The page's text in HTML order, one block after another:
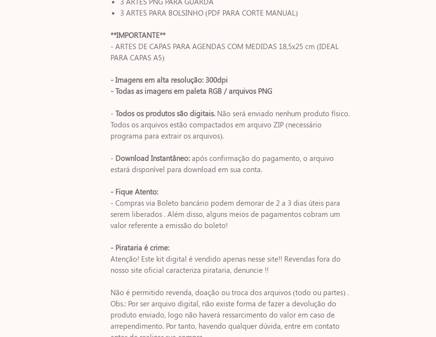
3 ARTES PARA BOLSINHO (PDF PARA CORTE MANUAL)
**IMPORTANTE**
- ARTES DE CAPAS PARA AGENDAS COM MEDIDAS 18,5x25 cm (IDEAL
PARA CAPAS A5)
- Imagens em alta resolução: 300dpi
- Todas as imagens em paleta RGB / arquivos PNG
- Todos os produtos são digitais. Não será enviado nenhum produto físico.
Todos os arquivos estão compactados em arquivo ZIP (necessário
programa para extrair os arquivos).
- Download Instantâneo: após confirmação do pagamento, o arquivo
estará disponível para download em sua conta.
- Fique Atento:
- Compras via Boleto bancário podem demorar de 2 a 3 dias úteis para
serem liberados . Além disso, alguns meios de pagamentos cobram um
valor referente a emissão do boleto!
- Pirataria é crime:
Atenção! Este kit digital é vendido apenas nesse site!! Revendas fora do
nosso site oficial caracteriza pirataria, denuncie !!
Não é permitido revenda, doação ou troca dos arquivos (todo ou partes) .
Obs.: Por ser arquivo digital, não existe forma de fazer a devolução do
produto enviado, logo não haverá ressarcimento do valor em caso de
arrependimento. Por tanto, havendo qualquer dúvida, entre em contato